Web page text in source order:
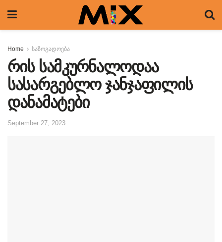
Home საზოგადოება
რის სამკურნალოდაა
სასარგებლო ჯანჯაფილის
დანამატები
September 27, 2023